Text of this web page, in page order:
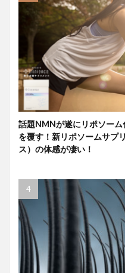
話題NMNが遂にリポソー
を覆す！新リポソームサプ
ス）の体感が凄い！